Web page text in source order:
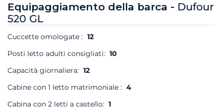
Equipaggiamento della barca - Dufour
520 GL
Cuccette omologate : 12
Posti letto adulti consigliati: 10
Capacità giornaliera: 12
Cabine con 1 letto matrimoniale : 4
Cabina con 2 letti a castello: 1